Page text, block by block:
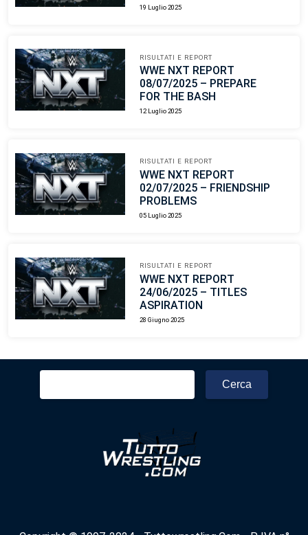
19 Luglio 2025
RISULTATI E REPORT
WWE NXT REPORT
08/07/2025 – PREPARE
FOR THE BASH
12 Luglio 2025
RISULTATI E REPORT
WWE NXT REPORT
02/07/2025 – FRIENDSHIP
PROBLEMS
05 Luglio 2025
RISULTATI E REPORT
WWE NXT REPORT
24/06/2025 – TITLES
ASPIRATION
28 Giugno 2025
Ricerca